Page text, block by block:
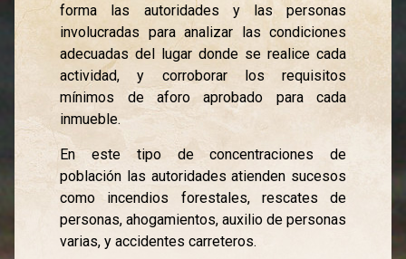
forma las autoridades y las personas
involucradas para analizar las condiciones
adecuadas del lugar donde se realice cada
actividad, y corroborar los requisitos
mínimos de aforo aprobado para cada
inmueble.
En este tipo de concentraciones de
población las autoridades atienden sucesos
como incendios forestales, rescates de
personas, ahogamientos, auxilio de personas
varias, y accidentes carreteros.